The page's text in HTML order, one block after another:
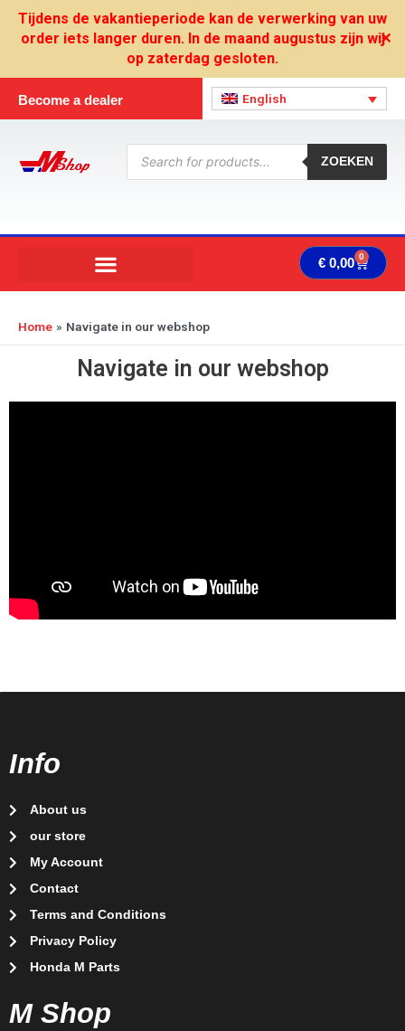
Tijdens de vakantieperiode kan de verwerking van uw
order iets langer duren. In de maand augustus zijn wij
op zaterdag gesloten.
✕
Become a dealer English
Products
search
ZOEKEN
€ 0,00 0 Cart
Home Navigate in our webshop
Navigate in our webshop
Info
About us
our store
My Account
Contact
Terms and Conditions
Privacy Policy
Honda M Parts
M Shop